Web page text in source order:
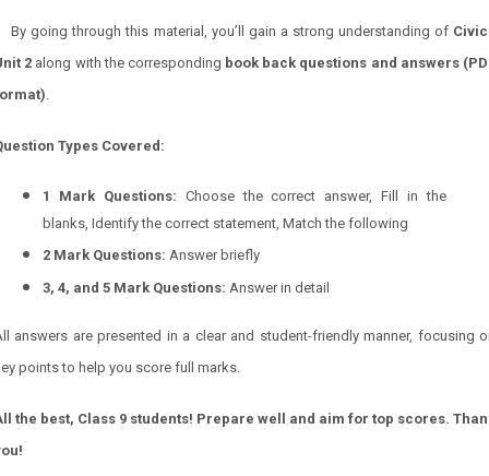
By going through this material, you’ll gain a strong understanding of
2 along with the corresponding book back questions and answers
Types Covered:
1 Mark Questions: Choose the correct answer, Fill in the
blanks, Identify the correct statement, Match the following
2 Mark Questions: Answer briefly
3, 4, and 5 Mark Questions: Answer in detail
answers are presented in a clear and student-friendly manner, focusing
points to help you score full marks.
the best, Class 9 students! Prepare well and aim for top scores.